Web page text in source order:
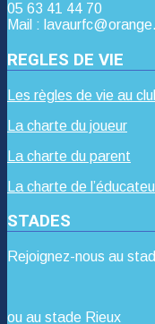
05 63 41 44 70
Mail :
REGLES DE VIE
Les règles de vie au
La charte du joueur
La charte du parent
La charte de
STADES
Rejoignez-nous au
ou au stade Rieux